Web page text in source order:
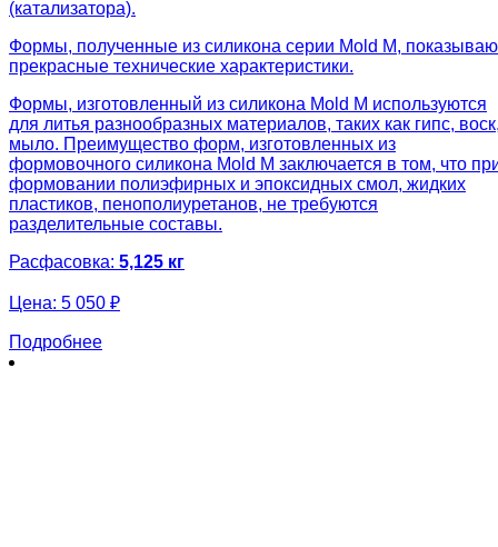
(катализатора).
Формы, полученные из силикона серии Mold M,
прекрасные технические характеристики.
Формы, изготовленный из силикона Mold M используются
для литья разнообразных материалов, таких как гипс,
мыло. Преимущество форм, изготовленных из
формовочного силикона Mold M заключается в том, что
формовании полиэфирных и эпоксидных смол, жидких
пластиков, пенополиуретанов, не требуются
разделительные составы.
Расфасовка: 5,125 кг
Цена: 5 050 ₽
Подробнее